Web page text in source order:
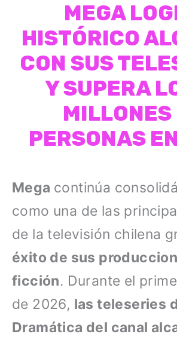
MEGA
HISTÓRICO
CON SUS
Y SUPERA
MILLONES
PERSONAS
Mega continúa
como una de las
de la televisión chilena
éxito de sus
ficción. Durante el
de 2026, las teleseries
Dramática del canal